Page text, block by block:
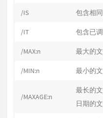
/IS 包含相
/IT 包含已
/MAX:n 最大的
/MIN:n 最小的
/MAXAGE:n
最长的
日期的